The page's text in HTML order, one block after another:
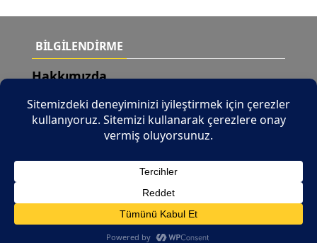
BİLGİLENDİRME
Hakkımızda
Teslimat Şartları
Yeni Ürünler
© 2026 Tüm Hakları Saklıdır |
b2b.tuncaymotor.com